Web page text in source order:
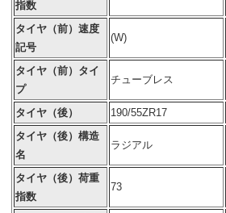
指数
タイヤ（前）速度
記号
(W)
タイヤ（前）タイ
プ
チューブレス
タイヤ（後） 190/55ZR17
タイヤ（後）構造
名
ラジアル
タイヤ（後）荷重
指数
73